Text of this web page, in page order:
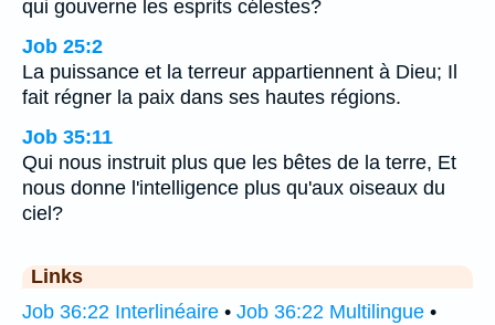
qui gouverne les esprits célestes?
Job 25:2
La puissance et la terreur appartiennent à Dieu; Il
fait régner la paix dans ses hautes régions.
Job 35:11
Qui nous instruit plus que les bêtes de la terre, Et
nous donne l'intelligence plus qu'aux oiseaux du
ciel?
Links
Job 36:22 Interlinéaire • Job 36:22 Multilingue •